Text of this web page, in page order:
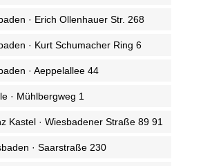
· Erich Ollenhauer Str. 268
· Kurt Schumacher Ring 6
· Aeppelallee 44
· Mühlbergweg 1
Kastel · Wiesbadener Straße 89 91
· Saarstraße 230